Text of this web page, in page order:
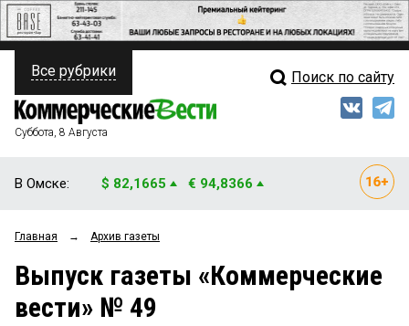
ПОЛИТИКА
ФИНАНСЫ
ОБЩЕСТВО
ЗАКОН
Свежий выпуск
Рейтинги
Все рубрики Поиск по сайту
Суббота, 8 Августа
В Омске: $ 82,1665 € 94,8366
Главная → Архив газеты
Выпуск газеты «Коммерческие
вести» № 49